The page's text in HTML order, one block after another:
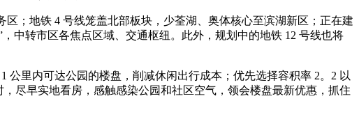
；地铁 4 号线笼盖北部板块，少荃湖、奥体核心至滨湖新区；正在建
中转市区各焦点区域、交通枢纽。此外，规划中的地铁 12 号线也将
里内可达公园的楼盘，削减休闲出行成本；优先选择容积率 2。2 以
尽早实地看房，感触感染公园和社区空气，领会楼盘最新优惠，抓住